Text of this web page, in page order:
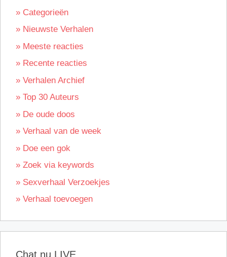
» Categorieën
» Nieuwste Verhalen
» Meeste reacties
» Recente reacties
» Verhalen Archief
» Top 30 Auteurs
» De oude doos
» Verhaal van de week
» Doe een gok
» Zoek via keywords
» Sexverhaal Verzoekjes
» Verhaal toevoegen
Chat nu LIVE